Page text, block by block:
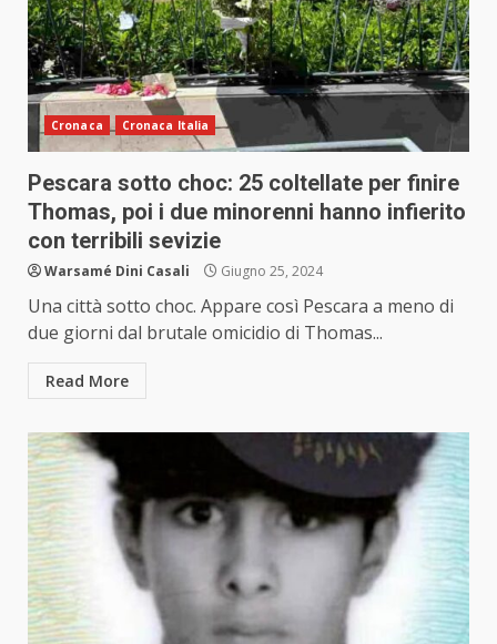
Cronaca Cronaca Italia
Pescara sotto choc: 25 coltellate per finire
Thomas, poi i due minorenni hanno infierito
con terribili sevizie
Warsamé Dini Casali Giugno 25, 2024
Una città sotto choc. Appare così Pescara a meno di
due giorni dal brutale omicidio di Thomas...
Read More